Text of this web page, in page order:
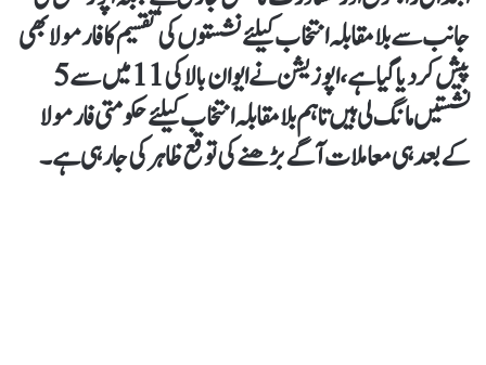
جانب سے بلامقابلہ انتخاب کیلئے نشستوں کی تقسیم کا فارمولا بھی
پیش کردیا گیا ہے، اپوزیشن نے ایوان بالا کی11 میں سے 5
نشستیں مانگ لی ہیں تاہم بلامقابلہ انتخاب کیلئے حکومتی فارمولا
کے بعد ہی معاملات آگے بڑھنے کی توقع ظاہر کی جا رہی ہے۔